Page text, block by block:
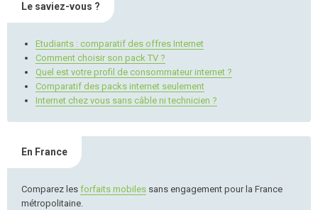
Le saviez-vous ?
Etudiants : comparatif des offres Internet
Comment choisir son pack TV ?
Quel est votre profil de consommateur internet ?
Comparatif des packs internet seulement
Internet chez vous sans câble ni technicien ?
En France
Comparez les forfaits mobiles sans engagement pour la France
métropolitaine.